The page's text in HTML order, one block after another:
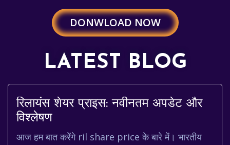
DONWLOAD NOW
LATEST BLOG
रिलायंस शेयर प्राइस: नवीनतम अपडेट और
विश्लेषण
आज हम बात करेंगे ril share price के बारे में। भारतीय